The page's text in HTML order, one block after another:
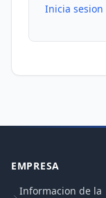
Inicia sesion
EMPRESA
Informacion de la